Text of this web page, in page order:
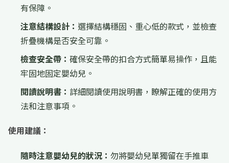
有保障。
注意結構設計： 選擇結構穩固、重心低的款式，並檢查
折疊機構是否安全可靠。
檢查安全帶： 確保安全帶的扣合方式簡單易操作，且能
牢固地固定嬰幼兒。
閱讀說明書： 詳細閱讀使用說明書，瞭解正確的使用方
法和注意事項。
使用建議：
隨時注意嬰幼兒的狀況： 勿將嬰幼兒單獨留在手推車